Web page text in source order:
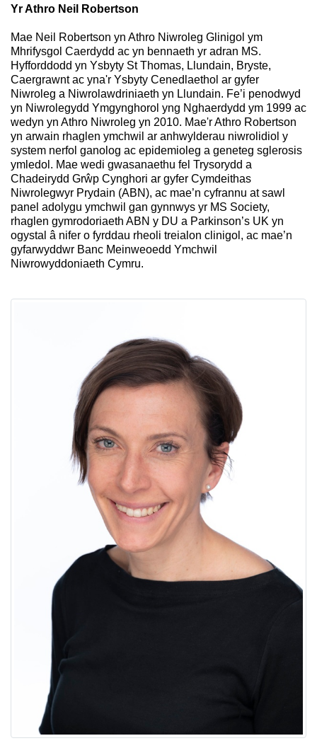
Yr Athro Neil Robertson
Mae Neil Robertson yn Athro Niwroleg Glinigol ym
Mhrifysgol Caerdydd ac yn bennaeth yr adran MS.
Hyfforddodd yn Ysbyty St Thomas, Llundain, Bryste,
Caergrawnt ac yna'r Ysbyty Cenedlaethol ar gyfer
Niwroleg a Niwrolawdriniaeth yn Llundain. Fe’i penodwyd
yn Niwrolegydd Ymgynghorol yng Nghaerdydd ym 1999 ac
wedyn yn Athro Niwroleg yn 2010. Mae'r Athro Robertson
yn arwain rhaglen ymchwil ar anhwylderau niwrolidiol y
system nerfol ganolog ac epidemioleg a geneteg sglerosis
ymledol. Mae wedi gwasanaethu fel Trysorydd a
Chadeirydd Grŵp Cynghori ar gyfer Cymdeithas
Niwrolegwyr Prydain (ABN), ac mae’n cyfrannu at sawl
panel adolygu ymchwil gan gynnwys yr MS Society,
rhaglen gymrodoriaeth ABN y DU a Parkinson’s UK yn
ogystal â nifer o fyrddau rheoli treialon clinigol, ac mae’n
gyfarwyddwr Banc Meinweoedd Ymchwil
Niwrowyddoniaeth Cymru.